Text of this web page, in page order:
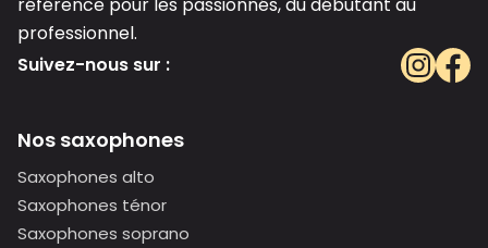
professionnel.
Suivez-nous sur :
Nos saxophones
Saxophones alto
Saxophones ténor
Saxophones soprano